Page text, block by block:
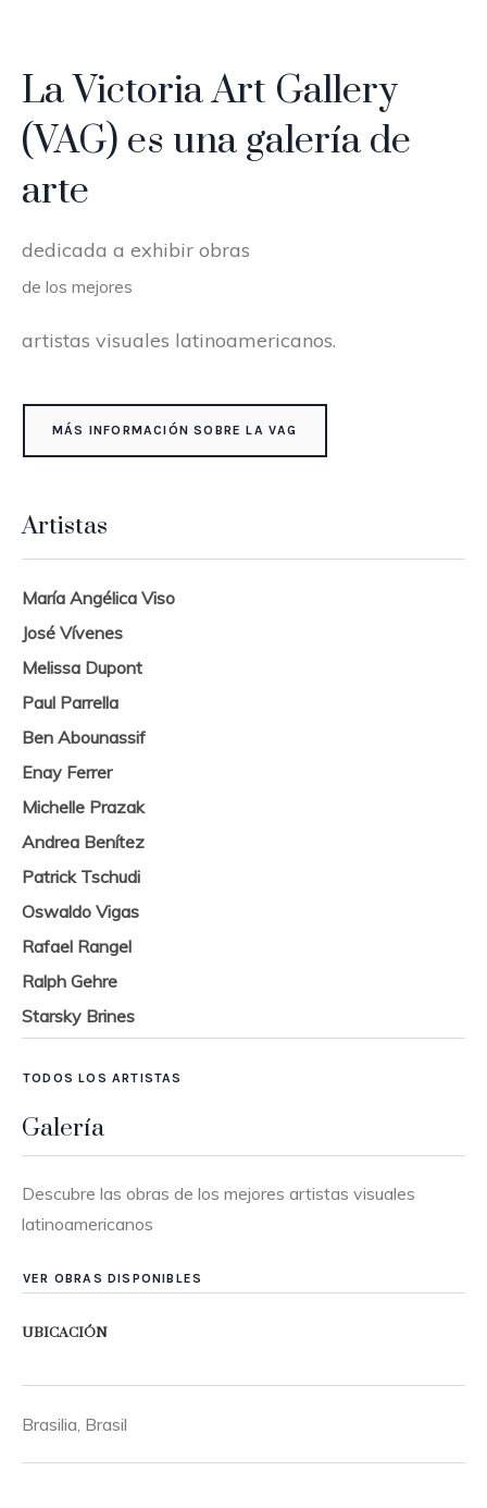
La Victoria Art Gallery
(VAG) es una galería de
arte
dedicada a exhibir obras
de los mejores
artistas visuales latinoamericanos.
MÁS INFORMACIÓN SOBRE LA VAG
Artistas
María Angélica Viso
José Vívenes
Melissa Dupont
Paul Parrella
Ben Abounassif
Enay Ferrer
Michelle Prazak
Andrea Benítez
Patrick Tschudi
Oswaldo Vigas
Rafael Rangel
Ralph Gehre
Starsky Brines
TODOS LOS ARTISTAS
Galería
Descubre las obras de los mejores artistas visuales
latinoamericanos
VER OBRAS DISPONIBLES
UBICACIÓN
Brasilia, Brasil